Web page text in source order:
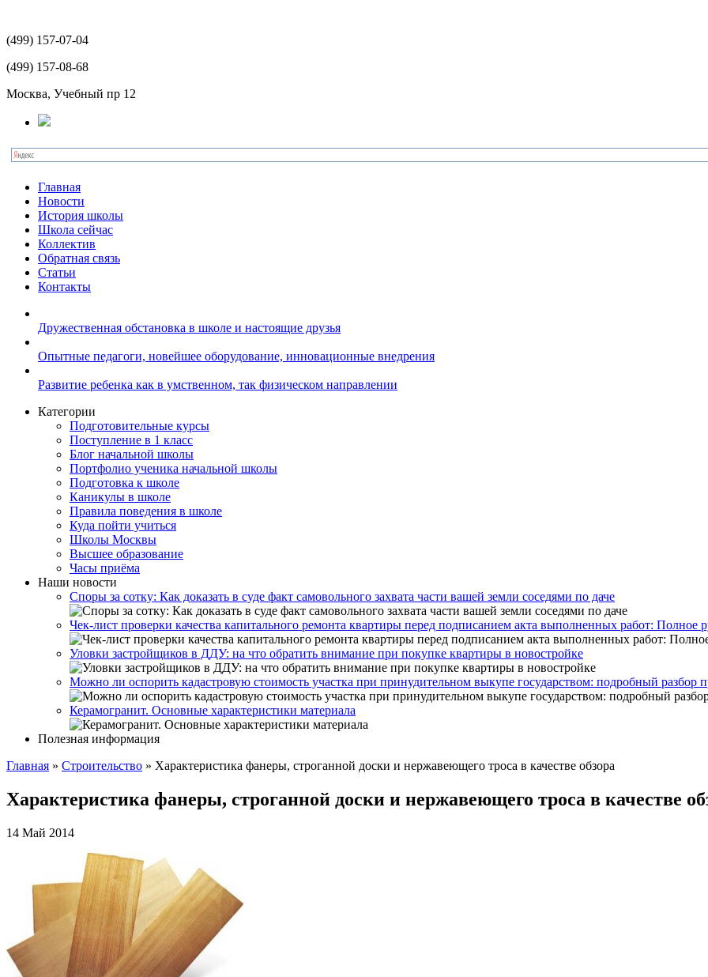
(499) 157-07-04
(499) 157-08-68
Москва, Учебный пр 12
Главная
Новости
История школы
Школа сейчас
Коллектив
Обратная связь
Статьи
Контакты
Дружественная обстановка в школе и настоящие друзья
Опытные педагоги, новейшее оборудование, инновационные внедрения
Развитие ребенка как в умственном, так физическом направлении
Категории
Подготовительные курсы
Поступление в 1 класс
Блог начальной школы
Портфолио ученика начальной школы
Подготовка к школе
Каникулы в школе
Правила поведения в школе
Куда пойти учиться
Школы Москвы
Высшее образование
Часы приёма
Наши новости
Споры за сотку: Как доказать в суде факт самовольного захвата части вашей земли соседями по даче
Чек-лист проверки качества капитального ремонта квартиры перед подписанием акта выполненных работ: Полное
Уловки застройщиков в ДДУ: на что обратить внимание при покупке квартиры в новостройке
Можно ли оспорить кадастровую стоимость участка при принудительном выкупе государством: подробный разбор
Керамогранит. Основные характеристики материала
Полезная информация
Главная » Строительство » Характеристика фанеры, строганной доски и нержавеющего троса в качестве обзора
Характеристика фанеры, строганной доски и нержавеющего троса в качестве
14 Май 2014